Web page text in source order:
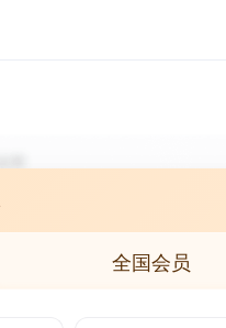
全国会员